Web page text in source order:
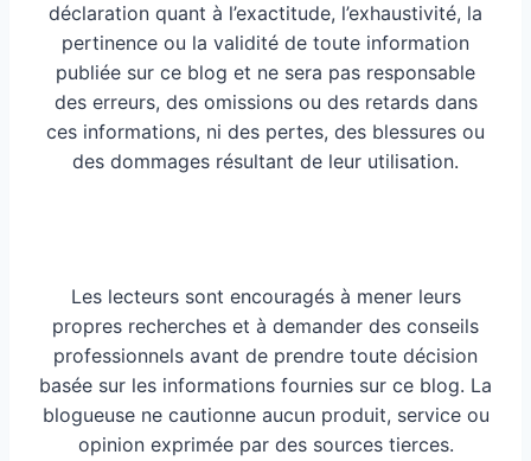
déclaration quant à l’exactitude, l’exhaustivité, la
pertinence ou la validité de toute information
publiée sur ce blog et ne sera pas responsable
des erreurs, des omissions ou des retards dans
ces informations, ni des pertes, des blessures ou
des dommages résultant de leur utilisation.
Les lecteurs sont encouragés à mener leurs
propres recherches et à demander des conseils
professionnels avant de prendre toute décision
basée sur les informations fournies sur ce blog. La
blogueuse ne cautionne aucun produit, service ou
opinion exprimée par des sources tierces.